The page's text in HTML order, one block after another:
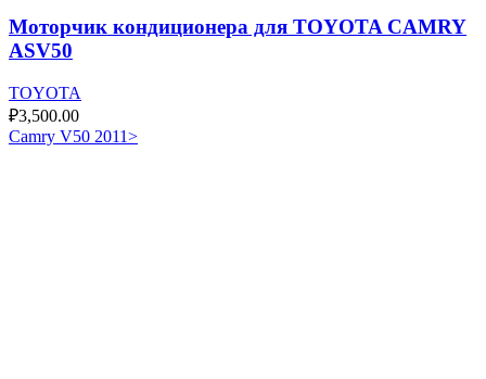
Моторчик кондиционера для TOYOTA CAMRY
ASV50
TOYOTA
₽3,500.00
Camry V50 2011>